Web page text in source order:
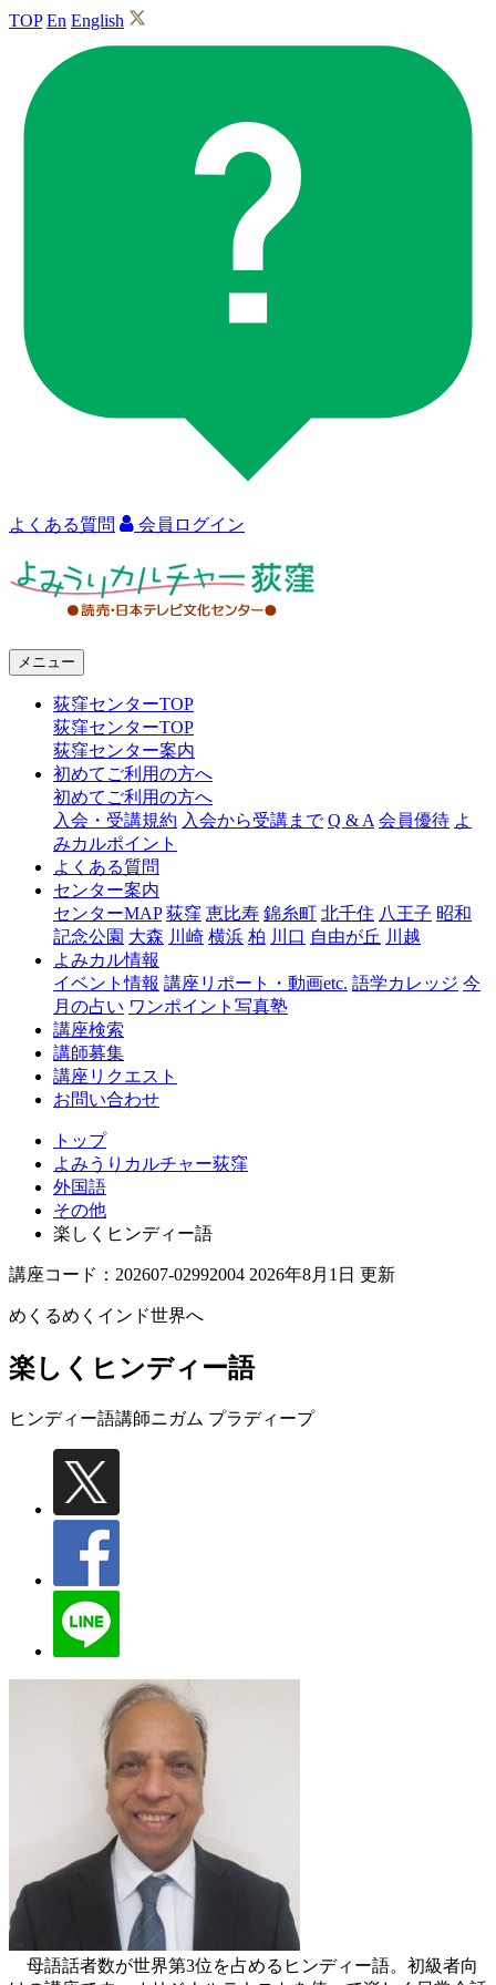
TOP En English
よくある質問 会員ログイン
ャ
窪
メニュー
荻窪センターTOP
荻窪センターTOP
荻窪センター案内
初めてご利用の方へ
初めてご利用の方へ
入会・受講規約 入会から受講まで Q & A 会員優待 よ
みカルポイント
よくある質問
センター案内
センターMAP 荻窪 恵比寿 錦糸町 北千住 八王子 昭和
記念公園 大森 川崎 横浜 柏 川口 自由が丘 川越
よみカル情報
イベント情報 講座リポート・動画etc. 語学カレッジ 今
月の占い ワンポイント写真塾
講座検索
講師募集
講座リクエスト
お問い合わせ
トップ
よみうりカルチャー荻窪
外国語
その他
楽しくヒンディー語
講座コード：202607-02992004 2026年8月1日 更新
めくるめくインド世界へ
楽しくヒンディー語
ヒンディー語講師ニガム プラディープ
母語話者数が世界第3位を占めるヒンディー語。初級者向